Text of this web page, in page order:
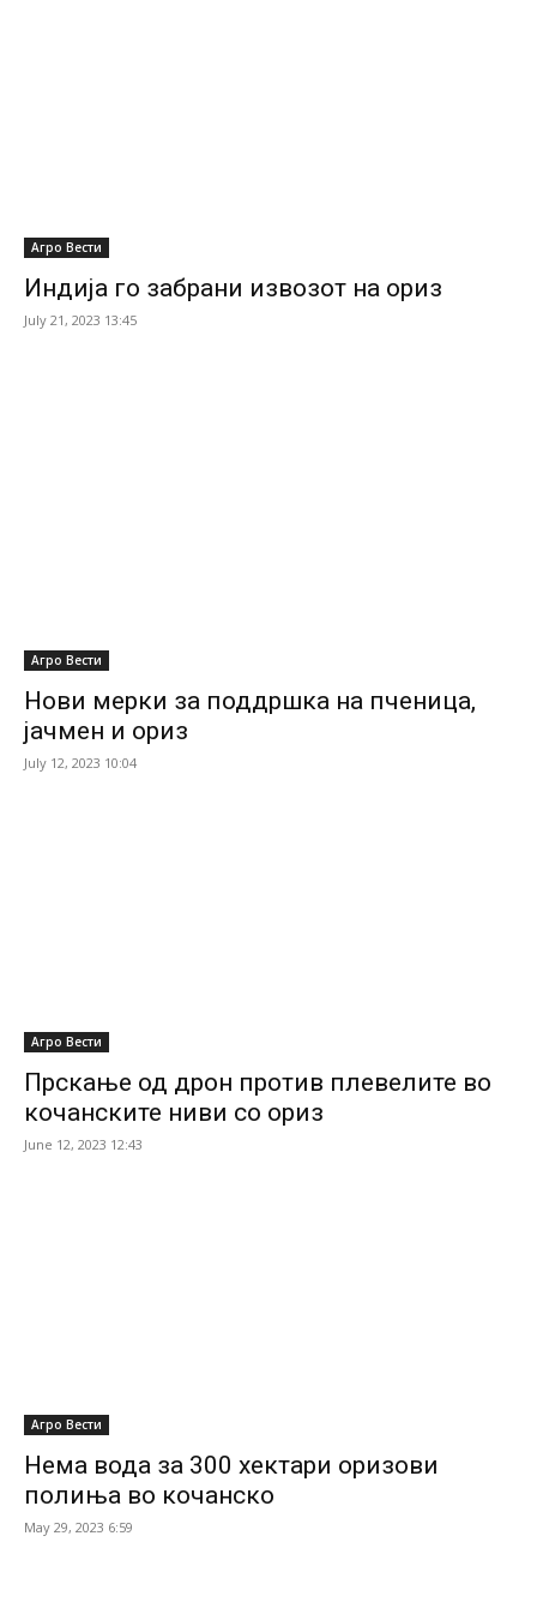
Агро Вести
Индија го забрани извозот на ориз
July 21, 2023 13:45
Агро Вести
Нови мерки за поддршка на пченица,
јачмен и ориз
July 12, 2023 10:04
Агро Вести
Прскање од дрон против плевелите во
кочанските ниви со ориз
June 12, 2023 12:43
Агро Вести
Нема вода за 300 хектари оризови
полиња во кочанско
May 29, 2023 6:59